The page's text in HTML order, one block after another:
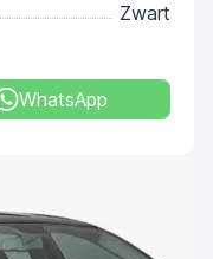
Zwart
WhatsApp